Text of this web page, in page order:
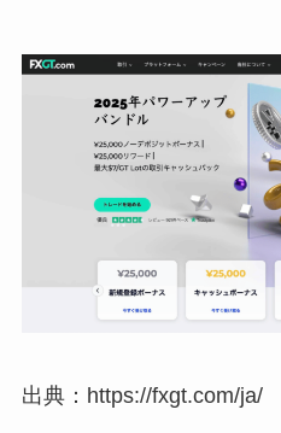
出典：https://fxgt.com/ja/